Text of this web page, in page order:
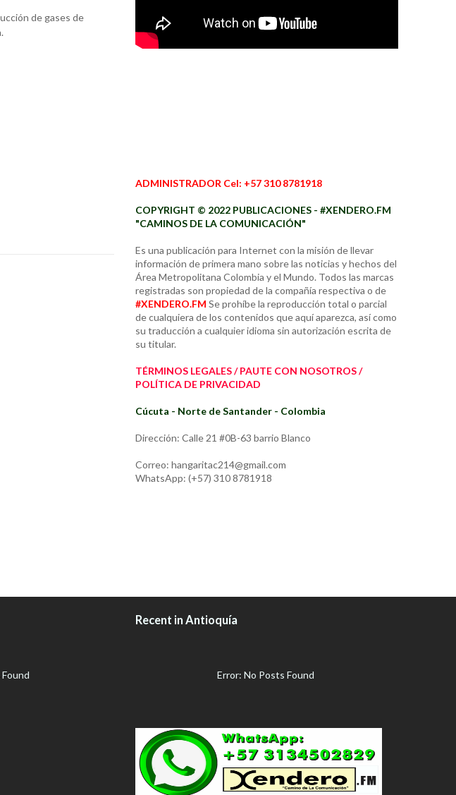
de gases de
ADMINISTRADOR Cel: +57 310 8781918
COPYRIGHT © 2022 PUBLICACIONES - #XENDERO.FM
"CAMINOS DE LA COMUNICACIÓN"
Es una publicación para Internet con la misión de llevar
información de primera mano sobre las noticias y hechos del
Área Metropolitana Colombia y el Mundo. Todos las marcas
registradas son propiedad de la compañía respectiva o de
#XENDERO.FM Se prohíbe la reproducción total o parcial
de cualquiera de los contenidos que aquí aparezca, así como
su traducción a cualquier idioma sin autorización escrita de
su titular.
TÉRMINOS LEGALES / PAUTE CON NOSOTROS /
POLÍTICA DE PRIVACIDAD
Cúcuta - Norte de Santander - Colombia
Dirección: Calle 21 #0B-63 barrio Blanco
Correo: hangaritac214@gmail.com
WhatsApp: (+57) 310 8781918
Recent in Antioquía
Error: No Posts Found